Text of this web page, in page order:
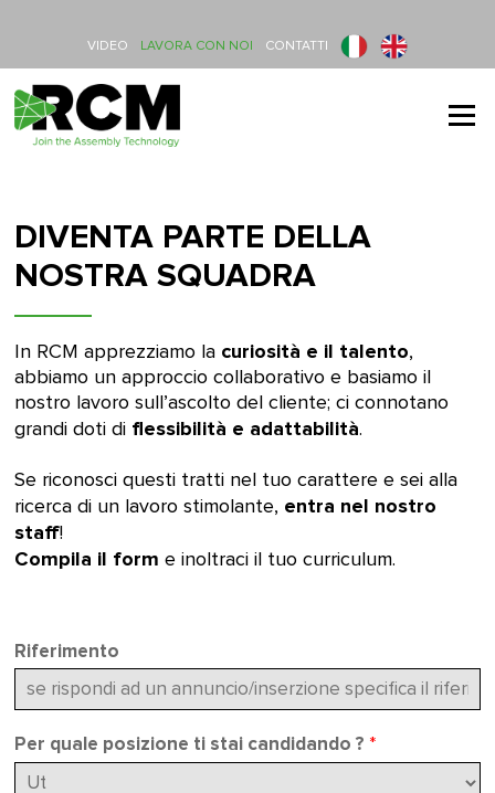
VIDEO LAVORA CON NOI CONTATTI
Menu
DIVENTA PARTE DELLA
NOSTRA SQUADRA
In RCM apprezziamo la curiosità e il talento,
abbiamo un approccio collaborativo e basiamo il
nostro lavoro sull’ascolto del cliente; ci connotano
grandi doti di flessibilità e adattabilità.
Se riconosci questi tratti nel tuo carattere e sei alla
ricerca di un lavoro stimolante, entra nel nostro
staff!
Compila il form e inoltraci il tuo curriculum.
Riferimento
Per quale posizione ti stai candidando ? *